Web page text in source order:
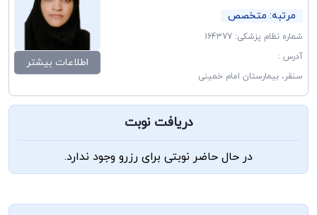
مرتبه: متخصص
شماره نظام پزشکی: 164377
آدرس :
سنقر، بیمارستان امام خمینی
اطلاعات بیشتر
دریافت نوبت
در حال حاضر نوبتی برای رزرو وجود ندارد.